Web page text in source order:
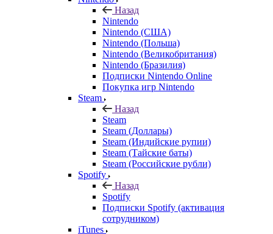
Назад
Nintendo
Nintendo (США)
Nintendo (Польша)
Nintendo (Великобритания)
Nintendo (Бразилия)
Подписки Nintendo Online
Покупка игр Nintendo
Steam
Назад
Steam
Steam (Доллары)
Steam (Индийские рупии)
Steam (Тайские баты)
Steam (Российские рубли)
Spotify
Назад
Spotify
Подписки Spotify (активация
сотрудником)
iTunes